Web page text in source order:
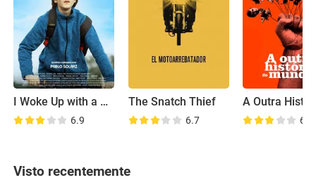
I Woke Up with a Dream
6.9
The Snatch Thief
6.7 6.7
Visto recentemente